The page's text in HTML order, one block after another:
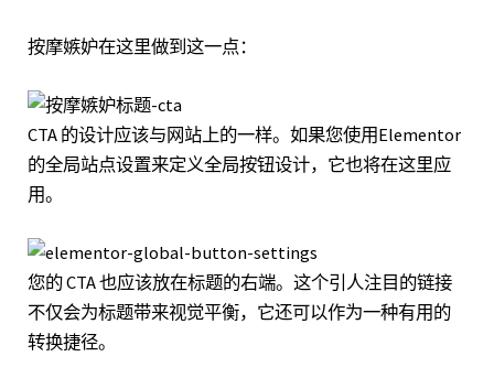
按摩嫉妒在这里做到这一点：
CTA 的设计应该与网站上的一样。如果您使用Elementor
的全局站点设置来定义全局按钮设计，它也将在这里应
用。
您的 CTA 也应该放在标题的右端。这个引人注目的链接
不仅会为标题带来视觉平衡，它还可以作为一种有用的
转换捷径。